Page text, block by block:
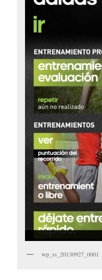
wp_ss_20130927_0001